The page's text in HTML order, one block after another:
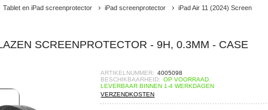
Tablet en iPad screenprotector iPad screenprotector iPad Air 11 (2024) Screen
SCREENPROTECTOR - 9H, 0.3MM - CASE
ARTIKELNUMMER: 4005098
BESCHIKBAARHEID: OP VOORRAAD.
LEVERBAAR BINNEN 1-4 WERKDAGEN
VERZENDKOSTEN